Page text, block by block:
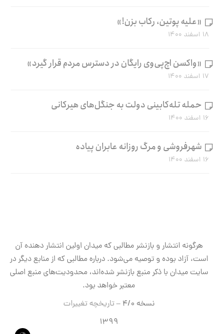
«علیه پوتین، رکاب بزن!»
۱۸ اسفند ۱۴۰۰
«واکسن اچ‌پی‌وی رایگان در دسترس مردم قرار گیرد»
۱۷ اسفند ۱۴۰۰
حمله تله‌کابینی دولت به جنگل‌های هیرکانی
۱۶ اسفند ۱۴۰۰
شهرفروشی و مرگ روزانه عابران پیاده
۱۶ اسفند ۱۴۰۰
هرگونه انتشار و بازنشر مطالبی که میدان اولین انتشار دهنده آن
است، آزاد بوده و توصیه می‌شود. درباره مطالبی که از منابع دیگر در
سایت میدان با ذکر منبع بازنشر شده‌اند، محدودیت‌های منبع اصلی
معتبر خواهد بود.
نسخه ۴/۰ –
تاریخچه تغییرات
۱۳۹۹